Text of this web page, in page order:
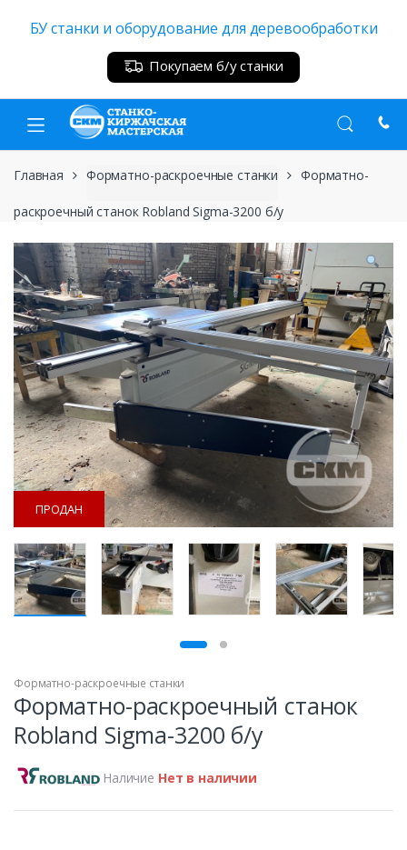
БУ станки и оборудование для деревообработки
Покупаем б/у станки
Главная Форматно-раскроечные станки Форматно-
раскроечный станок Robland Sigma-3200 б/у
ПРОДАН
ПРОДАН
Форматно-раскроечные станки
Форматно-раскроечный станок
Robland Sigma-3200 б/у
Наличие Нет в наличии